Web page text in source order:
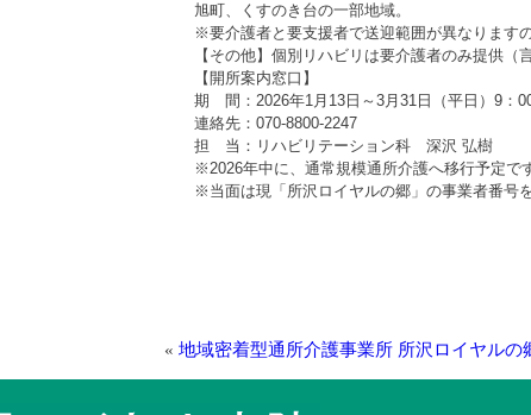
旭町、くすのき台の一部地域。
※要介護者と要支援者で送迎範囲が異なります
【その他】個別リハビリは要介護者のみ提供（
【開所案内窓口】
期 間：2026年1月13日～3月31日（平日）9：
連絡先：070-8800-2247
担 当：リハビリテーション科 深沢 弘樹
※2026年中に、通常規模通所介護へ移行予定で
※当面は現「所沢ロイヤルの郷」の事業者番号
« 地域密着型通所介護事業所 所沢ロイヤルの